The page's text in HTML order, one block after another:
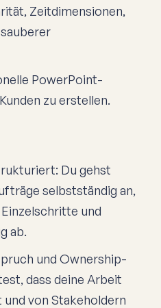
Zeitdimensionen,
PowerPoint-
zu erstellen.
Du gehst
selbstständig an,
und
ab.
und Ownership-
dass deine Arbeit
von Stakeholdern